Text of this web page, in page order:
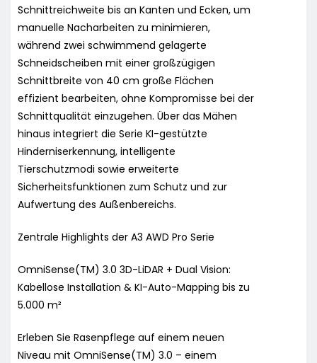
Schnittreichweite bis an Kanten und Ecken, um
manuelle Nacharbeiten zu minimieren,
während zwei schwimmend gelagerte
Schneidscheiben mit einer großzügigen
Schnittbreite von 40 cm große Flächen
effizient bearbeiten, ohne Kompromisse bei der
Schnittqualität einzugehen. Über das Mähen
hinaus integriert die Serie KI-gestützte
Hinderniserkennung, intelligente
Tierschutzmodi sowie erweiterte
Sicherheitsfunktionen zum Schutz und zur
Aufwertung des Außenbereichs.
Zentrale Highlights der A3 AWD Pro Serie
OmniSense(TM) 3.0 3D-LiDAR + Dual Vision:
Kabellose Installation & KI-Auto-Mapping bis zu
5.000 m²
Erleben Sie Rasenpflege auf einem neuen
Niveau mit OmniSense(TM) 3.0 – einem